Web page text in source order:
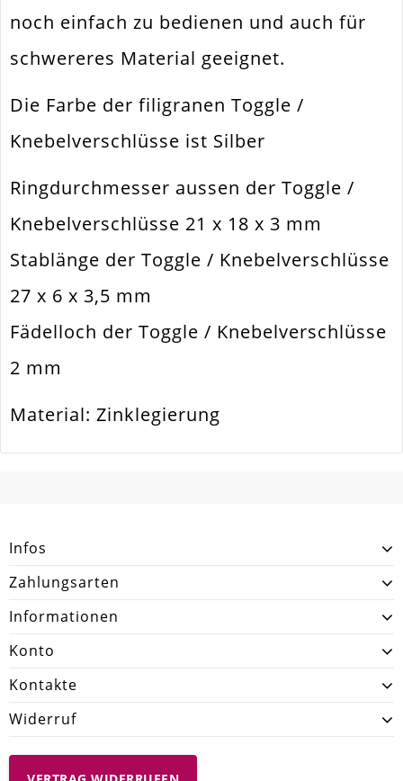
Stablänge
Fädelloch /
Innendurchmesser
2mm
Material Zinklegierung
Form / Motiv Rund
Menge
noch einfach zu bedienen und auch für
schwereres Material geeignet.
Die Farbe der filigranen Toggle /
Knebelverschlüsse ist Silber
Ringdurchmesser aussen der Toggle /
Knebelverschlüsse 21 x 18 x 3 mm
Stablänge der Toggle / Knebelverschlüsse
27 x 6 x 3,5 mm
Fädelloch der Toggle / Knebelverschlüsse
2 mm
Material: Zinklegierung
Infos
Zahlungsarten
Informationen
Konto
Kontakte
Widerruf